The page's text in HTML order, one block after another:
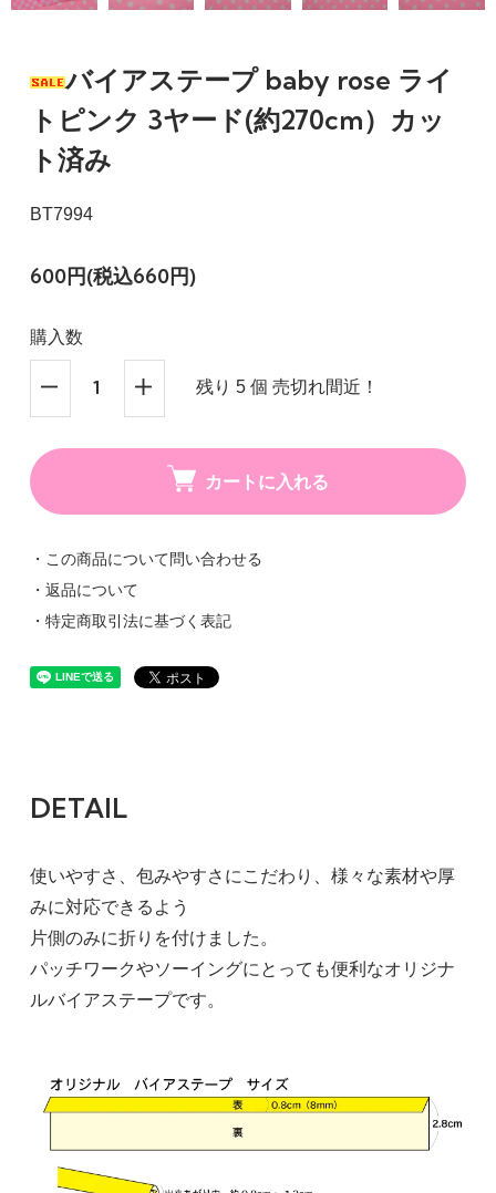
バイアステープ baby rose ライ
トピンク 3ヤード(約270cm）カッ
ト済み
BT7994
600円(税込660円)
購入数
残り 5 個 売切れ間近！
カートに入れる
・この商品について問い合わせる
・返品について
・特定商取引法に基づく表記
DETAIL
使いやすさ、包みやすさにこだわり、様々な素材や厚
みに対応できるよう
片側のみに折りを付けました。
パッチワークやソーイングにとっても便利なオリジナ
ルバイアステープです。